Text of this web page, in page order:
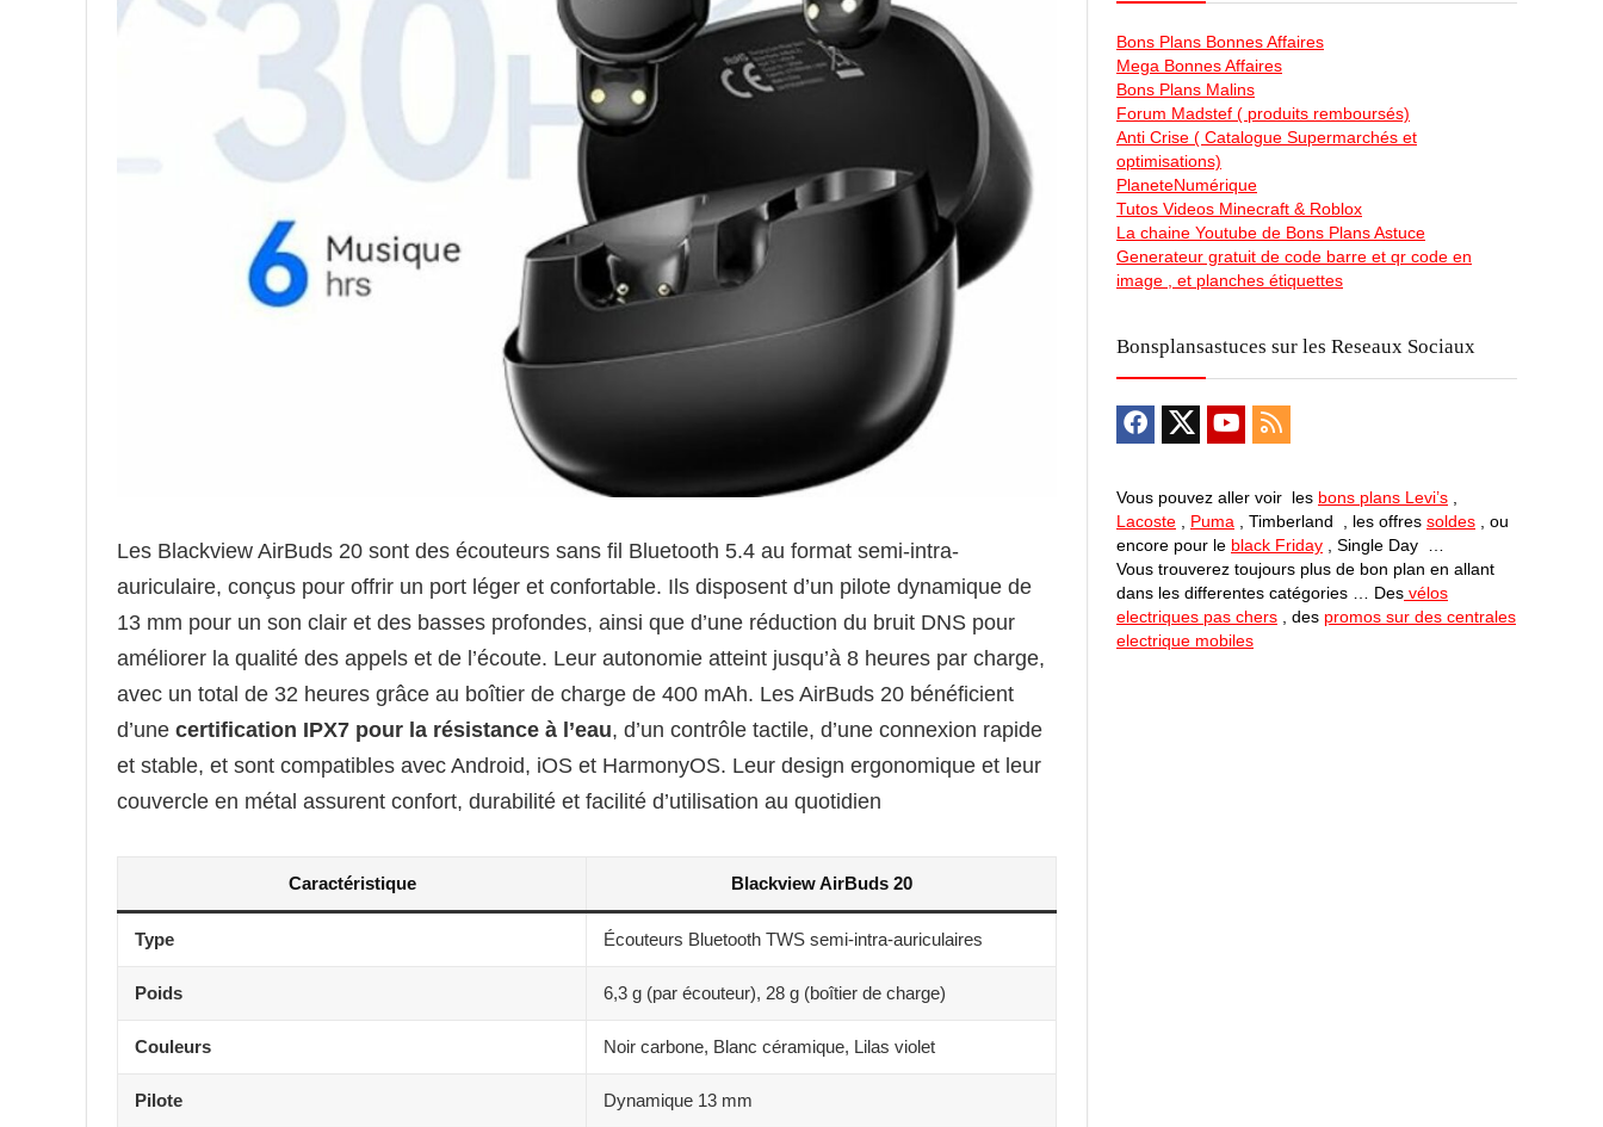
Les Blackview AirBuds 20 sont des écouteurs sans fil Bluetooth 5.4 au format semi-intra-
auriculaire, conçus pour offrir un port léger et confortable. Ils disposent d’un pilote dynamique de
13 mm pour un son clair et des basses profondes, ainsi que d’une réduction du bruit DNS pour
améliorer la qualité des appels et de l’écoute. Leur autonomie atteint jusqu’à 8 heures par charge,
avec un total de 32 heures grâce au boîtier de charge de 400 mAh. Les AirBuds 20 bénéficient
d’une certification IPX7 pour la résistance à l’eau, d’un contrôle tactile, d’une connexion rapide
et stable, et sont compatibles avec Android, iOS et HarmonyOS. Leur design ergonomique et leur
couvercle en métal assurent confort, durabilité et facilité d’utilisation au quotidien
Caractéristique Blackview AirBuds 20
Type Écouteurs Bluetooth TWS semi-intra-auriculaires
Poids 6,3 g (par écouteur), 28 g (boîtier de charge)
Couleurs Noir carbone, Blanc céramique, Lilas violet
Pilote Dynamique 13 mm
Bons Plans Bonnes Affaires
Mega Bonnes Affaires
Bons Plans Malins
Forum Madstef ( produits remboursés)
Anti Crise ( Catalogue Supermarchés et
optimisations)
PlaneteNumérique
Tutos Videos Minecraft & Roblox
La chaine Youtube de Bons Plans Astuce
Generateur gratuit de code barre et qr code en
image , et planches étiquettes
Bonsplansastuces sur les Reseaux Sociaux
Vous pouvez aller voir les bons plans Levi’s
Lacoste
Puma , Timberland , les offres soldes , ou
encore pour le black Friday , Single Day …
Vous trouverez toujours plus de bon plan en allant
dans les differentes catégories … Des vélos
electriques pas chers , des promos sur des centrales
electrique mobiles